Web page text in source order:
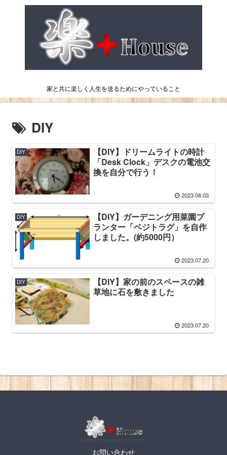
家と共に楽しく人生を送るためにやっていること
DIY
DIY
【DIY】ドリームライトの時計
「Desk Clock」デスクの電池交
換を自分で行う！
2023.08.03
DIY
【DIY】ガーデニング用菜園プ
ランター「ベジトラグ」を自作
しました。(約5000円）
2023.07.20
DIY
【DIY】家の前のスペースの雑
草地に石を敷きました
2023.07.20
お問い合わせ